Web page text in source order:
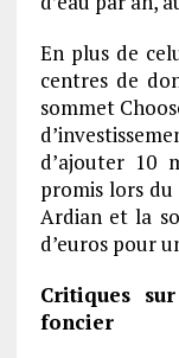
En plus de
centres de
sommet
d’ajouter 10
promis lors
Ardian et la
d’euros pour
Critiques
foncier